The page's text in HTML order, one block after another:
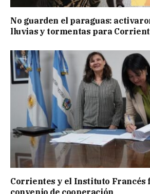
No guarden el paraguas:
lluvias y tormentas para
Corrientes y el Instituto